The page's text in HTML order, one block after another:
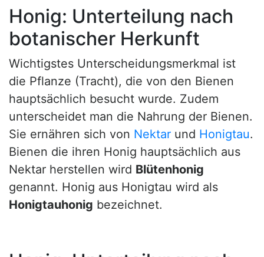
Honig: Unterteilung nach
botanischer Herkunft
Wichtigstes Unterscheidungsmerkmal ist
die Pflanze (Tracht), die von den Bienen
hauptsächlich besucht wurde. Zudem
unterscheidet man die Nahrung der Bienen.
Sie ernähren sich von Nektar und Honigtau.
Bienen die ihren Honig hauptsächlich aus
Nektar herstellen wird Blütenhonig
genannt. Honig aus Honigtau wird als
Honigtauhonig bezeichnet.